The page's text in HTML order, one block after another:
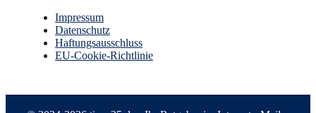
Impressum
Datenschutz
Haftungsausschluss
EU-Cookie-Richtlinie